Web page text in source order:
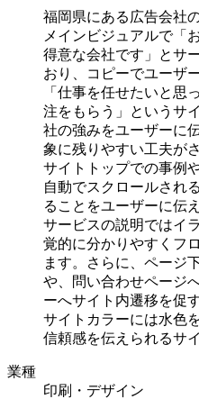
福岡県にある広告会社
メインビジュアルで「
得意な会社です」とサ
おり、コピーでユーザ
「仕事を任せたいと思
注をもらう」というサ
社の強みをユーザーに
象に残りやすい工夫が
サイトトップでの事例
自動でスクロールされ
ることをユーザーに伝
サービスの説明ではイ
覚的に分かりやすくフ
ます。さらに、ページ
や、問い合わせページ
ーへサイト内遷移を促
サイトカラーには水色
信頼感を伝えられるサ
業種
印刷・デザイン